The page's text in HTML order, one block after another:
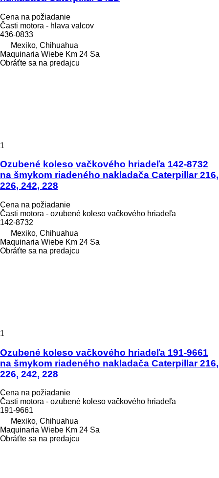
Cena na požiadanie
Časti motora - hlava valcov
436-0833
Mexiko, Chihuahua
Maquinaria Wiebe Km 24 Sa
Obráťte sa na predajcu
1
Ozubené koleso vačkového hriadeľa 142-8732
na šmykom riadeného nakladača Caterpillar 216,
226, 242, 228
Cena na požiadanie
Časti motora - ozubené koleso vačkového hriadeľa
142-8732
Mexiko, Chihuahua
Maquinaria Wiebe Km 24 Sa
Obráťte sa na predajcu
1
Ozubené koleso vačkového hriadeľa 191-9661
na šmykom riadeného nakladača Caterpillar 216,
226, 242, 228
Cena na požiadanie
Časti motora - ozubené koleso vačkového hriadeľa
191-9661
Mexiko, Chihuahua
Maquinaria Wiebe Km 24 Sa
Obráťte sa na predajcu